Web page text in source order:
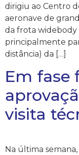
dirigiu ao Centro
aeronave de
da frota
principalmente
distância) da […]
Em fase
visita
Na última